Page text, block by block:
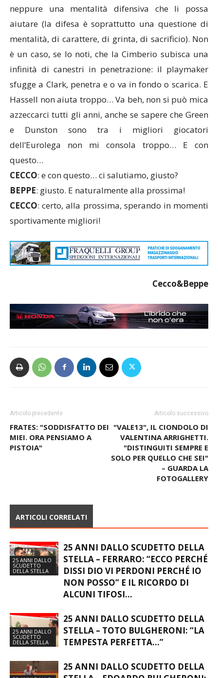
neppure una mentalità difensiva che li possa
aiutare (la difesa è soprattutto una questione di
mentalità, di carattere, di grinta, di sacrificio). Non
è un caso, se lo noti, che la Cimberio subisca una
infinità di canestri in penetrazione: il playmaker
sfugge a Clark, penetra e o va in fondo o scarica. E
Hassell non aiuta troppo… Va beh, non si può mica
azzeccarci tutti gli anni, anche se sapere che Green
e Dunston sono tra i migliori giocatori
dell’Eurolega non mi consola troppo… E con
questo…
CECCO: e con questo… ci salutiamo, giusto?
BEPPE: giusto. E naturalmente alla prossima!
CECCO: certo, alla prossima, sperando in momenti
sportivamente migliori!
Cecco&Beppe
Articolo precedente
FRATES: "SODDISFATTO DEI
Articolo successivo
"VALE13", IL CIONDOLO DI
VALENTINA ARRIGHETTI.
"DISTINGUITI SEMPRE E
SOLO PER QUELLO CHE SEI"
25 ANNI DALLO
25 ANNI DALLO SCUDETTO DELLA
STELLA – FERRARO: “ECCO PERCHÉ
DISSI DIO VI PERDONI PERCHÉ IO
NON POSSO” E IL RICORDO DI
25 ANNI DALLO
DELLA STELLA
25 ANNI DALLO SCUDETTO DELLA
STELLA – TOTO BULGHERONI: “LA